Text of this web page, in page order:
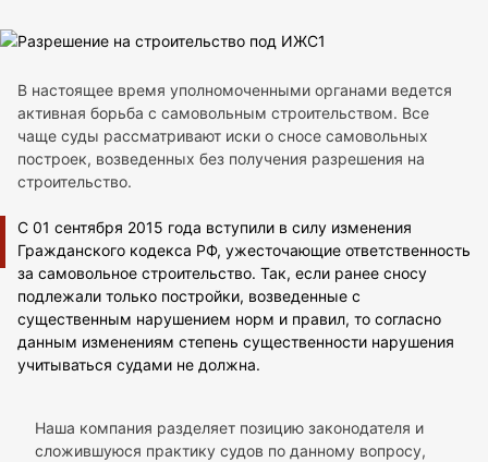
В настоящее время уполномоченными органами ведется
активная борьба с самовольным строительством. Все
чаще суды рассматривают иски о сносе самовольных
построек, возведенных без получения разрешения на
строительство.
С 01 сентября 2015 года вступили в силу изменения
Гражданского кодекса РФ, ужесточающие ответственность
за самовольное строительство. Так, если ранее сносу
подлежали только постройки, возведенные с
существенным нарушением норм и правил, то согласно
данным изменениям степень существенности нарушения
учитываться судами не должна.
Наша компания разделяет позицию законодателя и
сложившуюся практику судов по данному вопросу,